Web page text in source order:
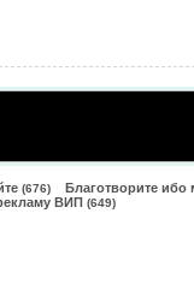
(676)
Благотворите ибо
ВИП (649)